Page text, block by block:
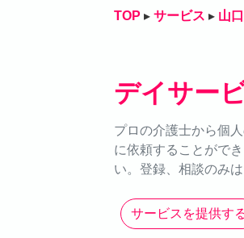
TOP ▸ サービス ▸ 山
デイサー
プロの介護士から個
に依頼することがで
い。登録、相談のみ
サービスを提供す